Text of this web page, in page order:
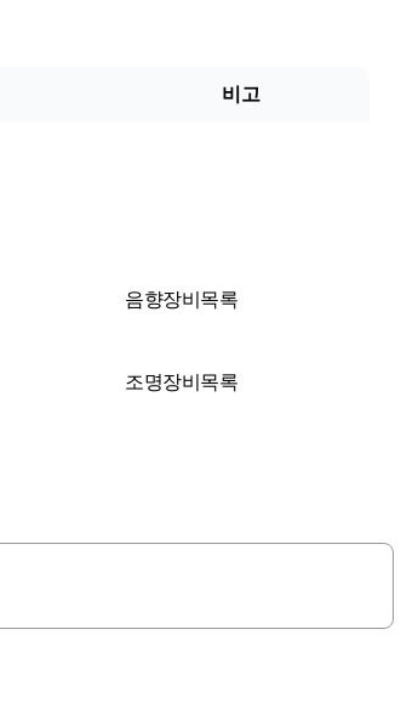
비고
음향장비목록
조명장비목록